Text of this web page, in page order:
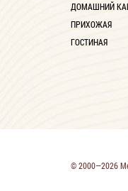
ДОМАШНИЙ
ПРИХОЖАЯ
ГОСТИНАЯ
© 2000—2026